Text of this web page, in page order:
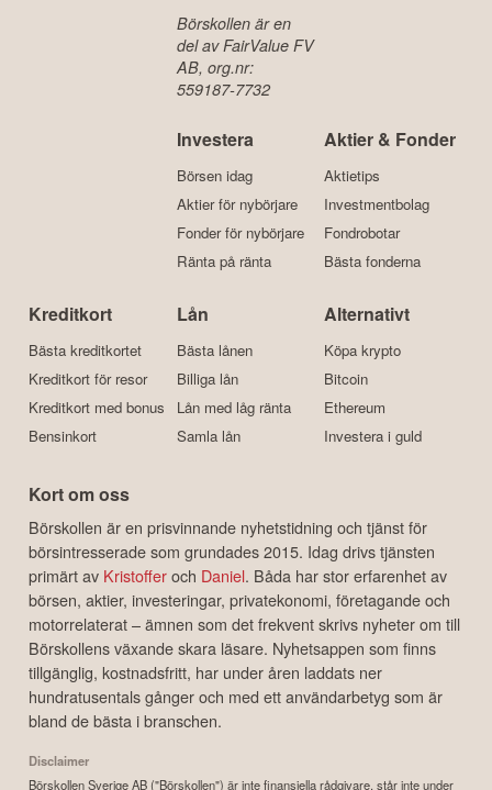
Börskollen är en
del av FairValue FV
AB, org.nr:
559187-7732
Investera
Börsen idag
Aktier för nybörjare
Fonder för nybörjare
Ränta på ränta
Aktier & Fonder
Aktietips
Investmentbolag
Fondrobotar
Bästa fonderna
Kreditkort
Bästa kreditkortet
Kreditkort för resor
Kreditkort med bonus
Bensinkort
Lån
Bästa lånen
Billiga lån
Lån med låg ränta
Samla lån
Alternativt
Köpa krypto
Bitcoin
Ethereum
Investera i guld
Kort om oss
Börskollen är en prisvinnande nyhetstidning och tjänst för
börsintresserade som grundades 2015. Idag drivs tjänsten
primärt av Kristofferoch Daniel. Båda har stor erfarenhet av
börsen, aktier, investeringar, privatekonomi, företagande och
motorrelaterat – ämnen som det frekvent skrivs nyheter om till
Börskollens växande skara läsare. Nyhetsappen som finns
tillgänglig, kostnadsfritt, har under åren laddats ner
hundratusentals gånger och med ett användarbetyg som är
bland de bästa i branschen.
Disclaimer
Börskollen Sverige AB ("Börskollen") är inte finansiella rådgivare, står inte under